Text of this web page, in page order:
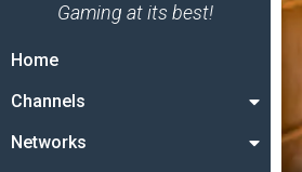
Gaming at its best!
Home
Channels
Networks